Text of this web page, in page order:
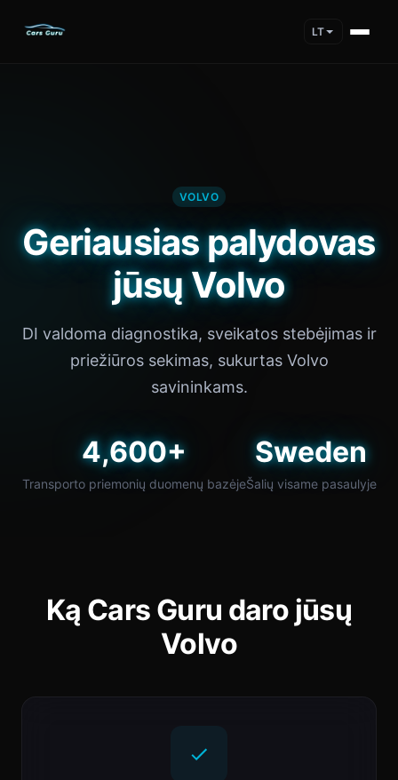
LT
VOLVO
Geriausias palydovas
jūsų Volvo
DI valdoma diagnostika, sveikatos stebėjimas ir
priežiūros sekimas, sukurtas Volvo
savininkams.
4,600+
Transporto priemonių duomenų bazėje
Sweden
Šalių visame pasaulyje
Ką Cars Guru daro jūsų
Volvo